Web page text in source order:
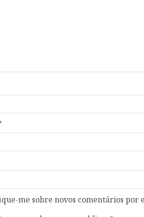
me sobre novos comentários por